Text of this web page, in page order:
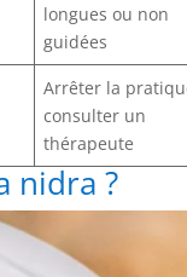
longues ou non
guidées
Arrêter la
consulter un
thérapeute
nidra ?